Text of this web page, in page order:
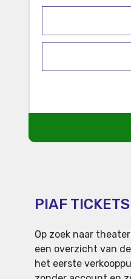
PIAF TICKETS
Op zoek naar
een overzicht van
het eerste